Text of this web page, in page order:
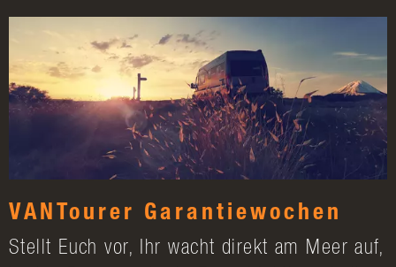
VANTourer Garantiewochen
Stellt Euch vor, Ihr wacht direkt am Meer auf,